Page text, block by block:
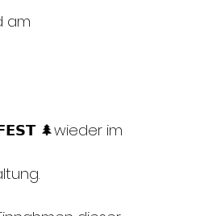
am
🌲wieder im